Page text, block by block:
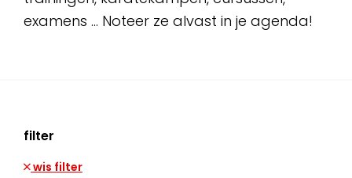
examens … Noteer ze alvast in je agenda!
filter
wis filter